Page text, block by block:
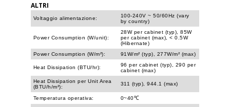
ALTRI
Voltaggio alimentazione:
100-240V ~ 50/60Hz (vary
by country)
Power Consumption (W/unit):
28W per cabinet (typ), 85W
per cabinet (max), < 0.5W
(Hibernate)
Power Consumption (W/m²):
91W/m² (typ), 277W/m² (max)
Heat Dissipation (BTU/hr):
96 per cabinet (typ), 290 per
cabinet (max)
Heat Dissipation per Unit Area
(BTU/h/m²):
311 (typ), 944.1 (max)
Temperatura operativa:
0~40℃